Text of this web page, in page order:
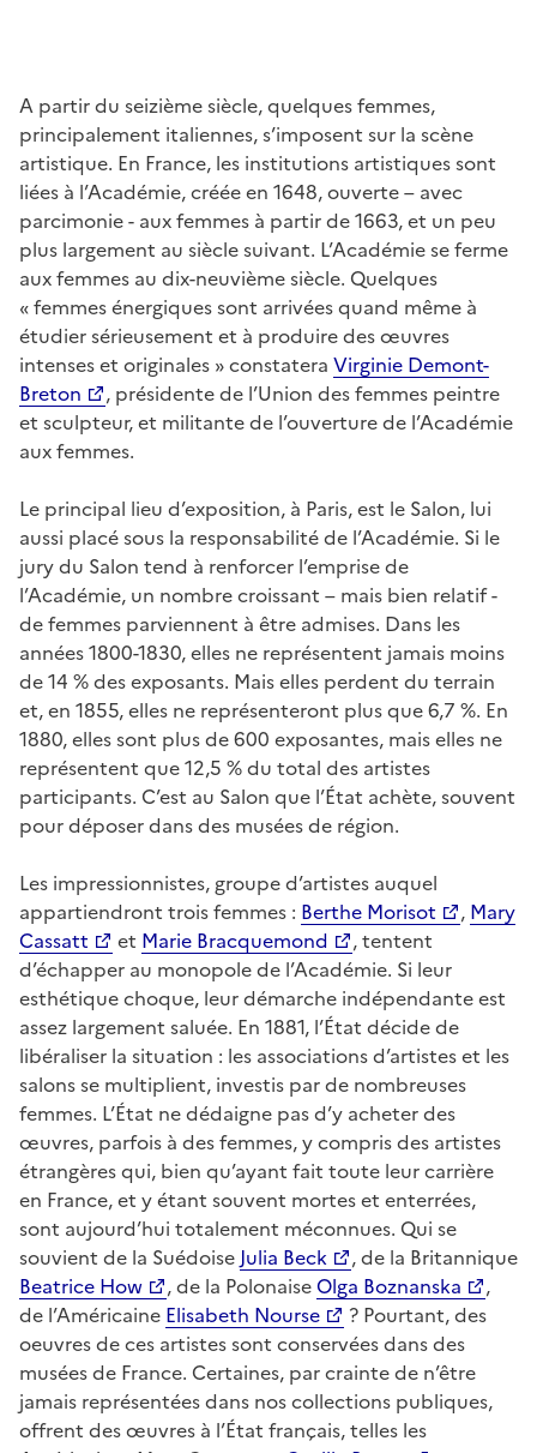
A partir du seizième siècle, quelques femmes,
principalement italiennes, s’imposent sur la scène
artistique. En France, les institutions artistiques sont
liées à l’Académie, créée en 1648, ouverte – avec
parcimonie - aux femmes à partir de 1663, et un peu
plus largement au siècle suivant. L’Académie se ferme
aux femmes au dix-neuvième siècle. Quelques
« femmes énergiques sont arrivées quand même à
étudier sérieusement et à produire des œuvres
intenses et originales » constatera Virginie Demont-
Breton
, présidente de l’Union des femmes peintre
et sculpteur, et militante de l’ouverture de l’Académie
aux femmes.
Le principal lieu d’exposition, à Paris, est le Salon, lui
aussi placé sous la responsabilité de l’Académie. Si le
jury du Salon tend à renforcer l’emprise de
l’Académie, un nombre croissant – mais bien relatif -
de femmes parviennent à être admises. Dans les
années 1800-1830, elles ne représentent jamais moins
de 14 % des exposants. Mais elles perdent du terrain
et, en 1855, elles ne représenteront plus que 6,7 %. En
1880, elles sont plus de 600 exposantes, mais elles ne
représentent que 12,5 % du total des artistes
participants. C’est au Salon que l’État achète, souvent
pour déposer dans des musées de région.
Les impressionnistes, groupe d’artistes auquel
appartiendront trois femmes : Berthe Morisot , Mary
Cassatt
et Marie Bracquemond
, tentent
d’échapper au monopole de l’Académie. Si leur
esthétique choque, leur démarche indépendante est
assez largement saluée. En 1881, l’État décide de
libéraliser la situation : les associations d’artistes et les
salons se multiplient, investis par de nombreuses
femmes. L’État ne dédaigne pas d’y acheter des
œuvres, parfois à des femmes, y compris des artistes
étrangères qui, bien qu’ayant fait toute leur carrière
en France, et y étant souvent mortes et enterrées,
sont aujourd’hui totalement méconnues. Qui se
souvient de la Suédoise Julia Beck
, de la Britannique
Beatrice How
, de la PolonaiseOlga Boznanska
,
de l’Américaine Elisabeth Nourse
? Pourtant, des
oeuvres de ces artistes sont conservées dans des
musées de France. Certaines, par crainte de n’être
jamais représentées dans nos collections publiques,
offrent des œuvres à l’État français, telles les